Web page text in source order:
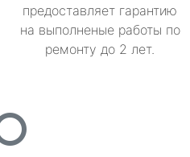
предоставляет гарантию
на выполненые работы по
ремонту до 2 лет.